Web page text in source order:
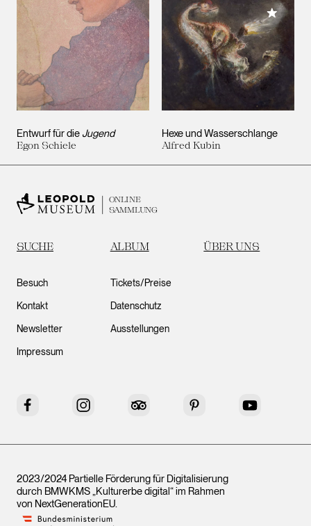
Entwurf für die Jugend
Egon Schiele
Hexe und Wasserschlange
Alfred Kubin
Meiner
ONLINE
SAMMLUNG
SUCHE ALBUM ÜBER UNS
Besuch
Kontakt
Newsletter
Impressum
Tickets/Preise
Datenschutz
Ausstellungen
Facebook Instagram Tripadvisor Pinterest YouTube
2023/2024 Partielle Förderung für Digitalisierung
durch BMWKMS „Kulturerbe digital“ im Rahmen
von NextGenerationEU.